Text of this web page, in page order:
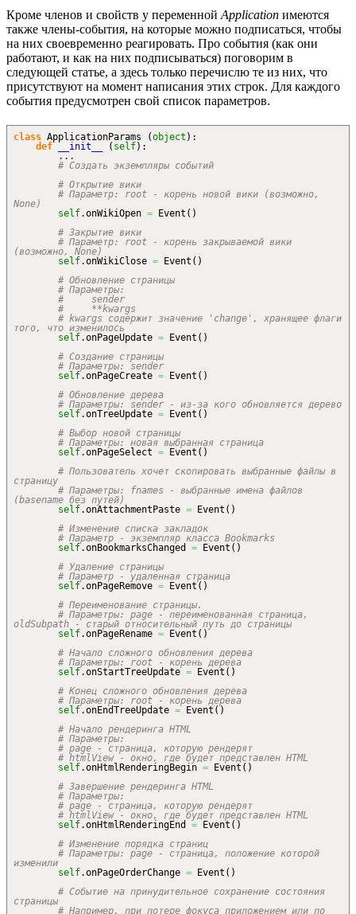
Кроме членов и свойств у переменной Application имеются
также члены-события, на которые можно подписаться, чтобы
на них своевременно реагировать. Про события (как они
работают, и как на них подписываться) поговорим в
следующей статье, а здесь только перечислю те из них, что
присутствуют на момент написания этих строк. Для каждого
события предусмотрен свой список параметров.
class ApplicationParams (object ) :
def
__init__ ( self) :
...
# Создать экземпляры событий
# Открытие вики
# Параметр: root - корень новой вики (возможно,
None)
self.onWikiOpen = Event ( )
# Закрытие вики
# Параметр: root - корень закрываемой вики
(возможно, None)
self.onWikiClose = Event ( )
# Обновление страницы
# Параметры:
# sender
# **kwargs
# kwargs содержит значение 'change', хранящее флаги
того, что изменилось
self.onPageUpdate = Event ( )
# Создание страницы
# Параметры: sender
self.onPageCreate = Event ( )
# Обновление дерева
# Параметры: sender - из-за кого обновляется дерево
self.onTreeUpdate = Event ( )
# Выбор новой страницы
# Параметры: новая выбранная страница
self.onPageSelect = Event ( )
# Пользователь хочет скопировать выбранные файлы в
страницу
# Параметры: fnames - выбранные имена файлов
(basename без путей)
self.onAttachmentPaste = Event ( )
# Изменение списка закладок
# Параметр - экземпляр класса Bookmarks
self.onBookmarksChanged = Event ( )
# Удаление страницы
# Параметр - удаленная страница
self.onPageRemove = Event ( )
# Переименование страницы.
# Параметры: page - переименованная страница,
oldSubpath - старый относительный путь до страницы
self.onPageRename = Event ( )
# Начало сложного обновления дерева
# Параметры: root - корень дерева
self.onStartTreeUpdate = Event ( )
# Конец сложного обновления дерева
# Параметры: root - корень дерева
self.onEndTreeUpdate = Event ( )
# Начало рендеринга HTML
# Параметры:
# page - страница, которую рендерят
# htmlView - окно, где будет представлен HTML
self.onHtmlRenderingBegin = Event ( )
# Завершение рендеринга HTML
# Параметры:
# page - страница, которую рендерят
# htmlView - окно, где будет представлен HTML
self.onHtmlRenderingEnd = Event ( )
# Изменение порядка страниц
# Параметры: page - страница, положение которой
изменили
self.onPageOrderChange = Event ( )
# Событие на принудительное сохранение состояния
страницы
# Например, при потере фокуса приложением или по